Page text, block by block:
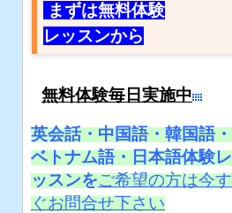
まずは無料体験
レッスンから
無料体験毎日実施中
英会話・中国語・韓国語・
ベトナム語・日本語体験レ
ッスンをご希望の方は今す
ぐお問合せ下さい